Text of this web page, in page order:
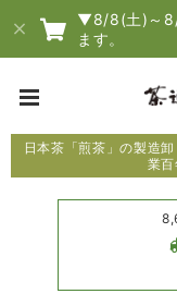
▼8/8(土)～8/
ます。
日本茶「煎茶」の製造
業百